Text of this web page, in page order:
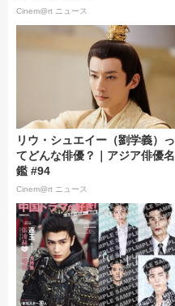
Cinem@rt ニュース
リウ・シュエイー（劉学義）っ
てどんな俳優？｜アジア俳優名
鑑 #94
Cinem@rt ニュース